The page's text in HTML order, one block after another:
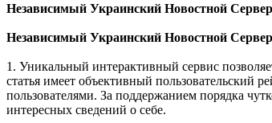
Независимый Украинский Новостной Сервер
Независимый Украинский Новостной Сервер
1. Уникальный интерактивный сервис
статья имеет объективный пользовательский
пользователями. За поддержанием порядка
интересных сведений о себе.